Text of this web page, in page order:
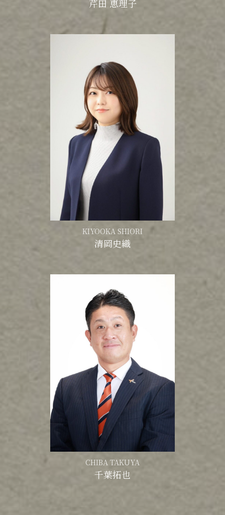
芹田 恵理子
KIYOOKA SHIORI
清岡史織
CHIBA TAKUYA
千葉拓也